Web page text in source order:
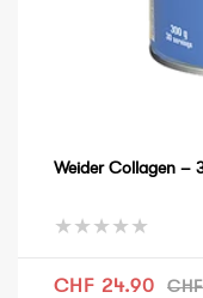
Weider Collagen –
CHF 24.90